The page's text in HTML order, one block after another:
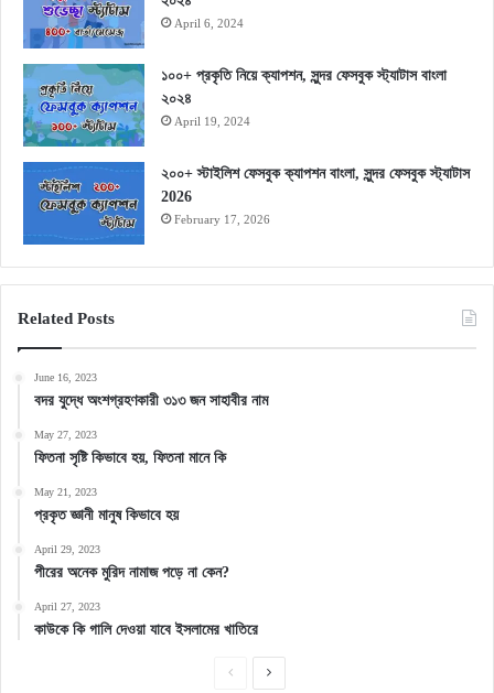
April 6, 2024
১০০+ প্রকৃতি নিয়ে ক্যাপশন, সুন্দর ফেসবুক স্ট্যাটাস বাংলা
২০২৪
April 19, 2024
২০০+ স্টাইলিশ ফেসবুক ক্যাপশন বাংলা, সুন্দর ফেসবুক স্ট্যাটাস
2026
February 17, 2026
Related Posts
June 16, 2023
বদর যুদ্ধে অংশগ্রহণকারী ৩১৩ জন সাহাবীর নাম
May 27, 2023
ফিতনা সৃষ্টি কিভাবে হয়, ফিতনা মানে কি
May 21, 2023
প্রকৃত জ্ঞানী মানুষ কিভাবে হয়
April 29, 2023
পীরের অনেক মুরিদ নামাজ পড়ে না কেন?
April 27, 2023
কাউকে কি গালি দেওয়া যাবে ইসলামের খাতিরে
PreviousNext